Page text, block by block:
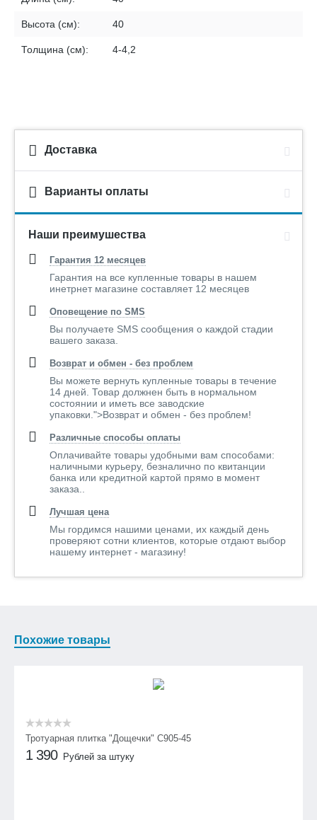
Высота (см): 40
Толщина (см): 4-4,2
Доставка
Варианты оплаты
Наши преимушества
Гарантия 12 месяцев
Гарантия на все купленные товары в нашем
инетрнет магазине составляет 12 месяцев
Оповещение по SMS
Вы получаете SMS сообщения о каждой стадии
вашего заказа.
Возврат и обмен - без проблем
Вы можете вернуть купленные товары в течение
14 дней. Товар должнен быть в нормальном
состоянии и иметь все заводские
упаковки.">Возврат и обмен - без проблем!
Различные способы оплаты
Оплачивайте товары удобными вам способами:
наличными курьеру, безналично по квитанции
банка или кредитной картой прямо в момент
заказа..
Лучшая цена
Мы гордимся нашими ценами, их каждый день
проверяют сотни клиентов, которые отдают выбор
нашему интернет - магазину!
Похожие товары
Тротуарная плитка "Дощечки" C905-45
1 390 Рублей за штуку